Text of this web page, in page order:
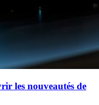
les nouveautés de